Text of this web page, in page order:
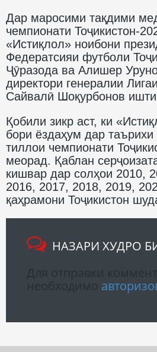
Дар маросими тақдими
чемпионати Тоҷикистон-
«Истиқлол» ноибони
Федератсияи футболи
Ҷӯразода ва Алишер
директори генералии
Сайвалӣ Шоқурбонов
Қобили зикр аст, ки
бори ёздаҳум дар
тиллои чемпионати
меорад. Қаблан
кишвар дар солҳои 2010,
2016, 2017, 2018, 2019,
қаҳрамони Тоҷикистон
НАЗАРИ ХУДРО